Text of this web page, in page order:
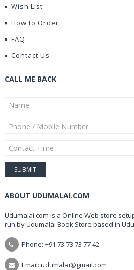
Wish List
How to Order
FAQ
Contact Us
CALL ME BACK
ABOUT UDUMALAI.COM
Udumalai.com is a Online Web store
run by Udumalai Book Store based in
Phone: +91 73 73 73 77 42
Email: udumalai@gmail.com